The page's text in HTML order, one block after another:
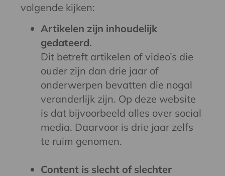
volgende kijken:
Artikelen zijn inhoudelijk
gedateerd.
Dit betreft artikelen of video’s die
ouder zijn dan drie jaar of
onderwerpen bevatten die nogal
veranderlijk zijn. Op deze website
is dat bijvoorbeeld alles over social
media. Daarvoor is drie jaar zelfs
te ruim genomen.
Content is slecht of slechter